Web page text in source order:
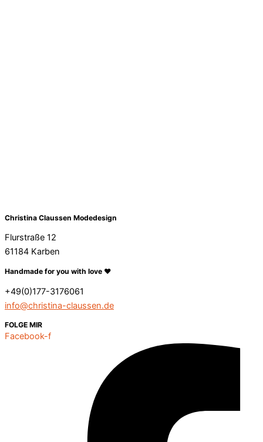
Christina Claussen Modedesign
Flurstraße 12
61184 Karben
Handmade for you with love ❤️
+49(0)177-3176061
info@christina-claussen.de
FOLGE MIR
Facebook-f